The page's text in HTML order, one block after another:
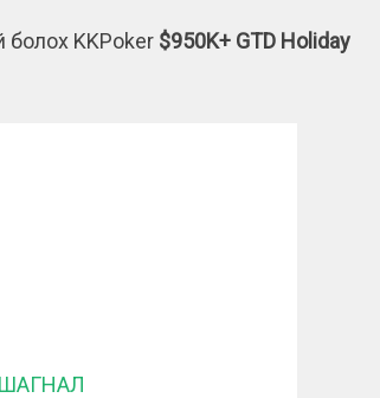
болох KKPoker $950K+ GTD Holiday
ШАГНАЛ